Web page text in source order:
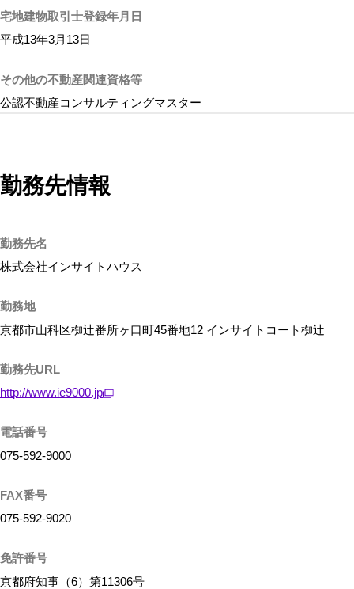
宅地建物取引士登録年月日
平成13年3月13日
その他の不動産関連資格等
公認不動産コンサルティングマスター
勤務先情報
勤務先名
株式会社インサイトハウス
勤務地
京都市山科区椥辻番所ヶ口町45番地12 インサイトコート椥辻
勤務先URL
http://www.ie9000.jp
電話番号
075-592-9000
FAX番号
075-592‐9020
免許番号
京都府知事（6）第11306号